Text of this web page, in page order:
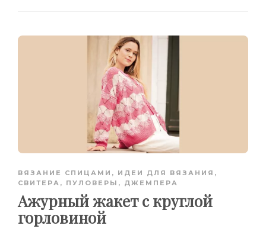
ВЯЗАНИЕ СПИЦАМИ , ИДЕИ ДЛЯ ВЯЗАНИЯ ,
СВИТЕРА, ПУЛОВЕРЫ, ДЖЕМПЕРА
Ажурный жакет с круглой
горловиной